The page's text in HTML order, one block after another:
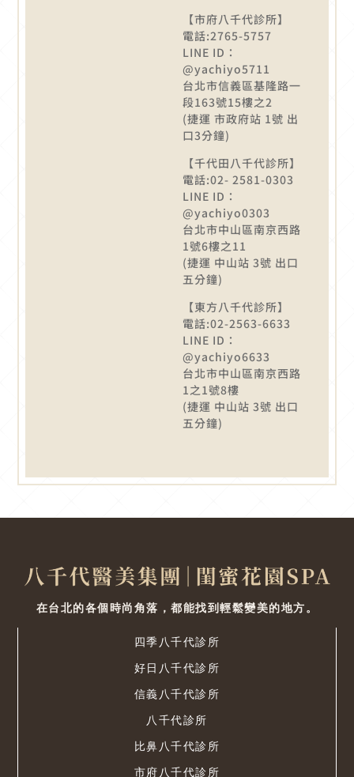
【市府八千代診所】
電話:2765-5757
LINE ID：
@yachiyo5711
台北市信義區基隆路一
段163號15樓之2
(捷運 市政府站 1號 出
口3分鐘)
【千代田八千代診所】
電話:02- 2581-0303
LINE ID：
@yachiyo0303
台北市中山區南京西路
1號6樓之11
(捷運 中山站 3號 出口
五分鐘)
【東方八千代診所】
電話:02-2563-6633
LINE ID：
@yachiyo6633
台北市中山區南京西路
1之1號8樓
(捷運 中山站 3號 出口
五分鐘)
在台北的各個時尚角落，都能找到輕鬆變美的地方。
四季八千代診所
好日八千代診所
信義八千代診所
八千代診所
比鼻八千代診所
市府八千代診所